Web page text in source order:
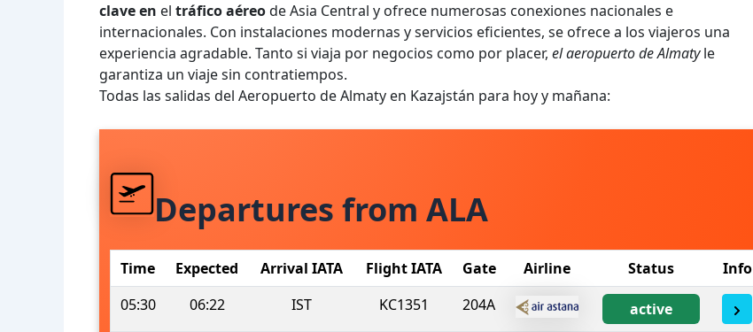
clave en el tráfico aéreode Asia Central y ofrece numerosas conexiones nacionales e
internacionales. Con instalaciones modernas y servicios eficientes, se ofrece a los viajeros una
experiencia agradable. Tanto si viaja por negocios como por placer, el aeropuerto de Almatyle
garantiza un viaje sin contratiempos.
Todas las salidas del Aeropuerto de Almaty en Kazajstán para hoy y mañana:
Departures from ALA
Time Expected Arrival IATA Flight IATA Gate Airline Status
Info
05:30
06:22 IST KC1351 204A active